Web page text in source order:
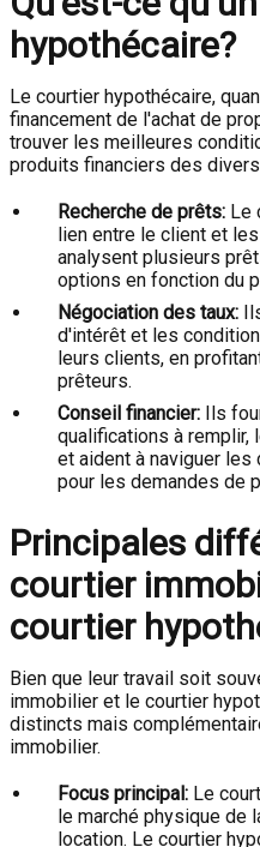
hypothécaire?
Le courtier hypothécaire,
financement de l'achat de
trouver les meilleures
produits financiers des
Recherche de prêts: Le
lien entre le client et
analysent plusieurs
options en fonction du
Négociation des taux:
d'intérêt et les
leurs clients, en
prêteurs.
Conseil financier: Ils
qualifications à
et aident à naviguer
pour les demandes de
Principales
courtier
courtier
Bien que leur travail soit
immobilier et le courtier
distincts mais
immobilier.
Focus principal: Le
le marché physique de
location. Le courtier